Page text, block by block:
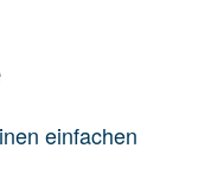
einfachen